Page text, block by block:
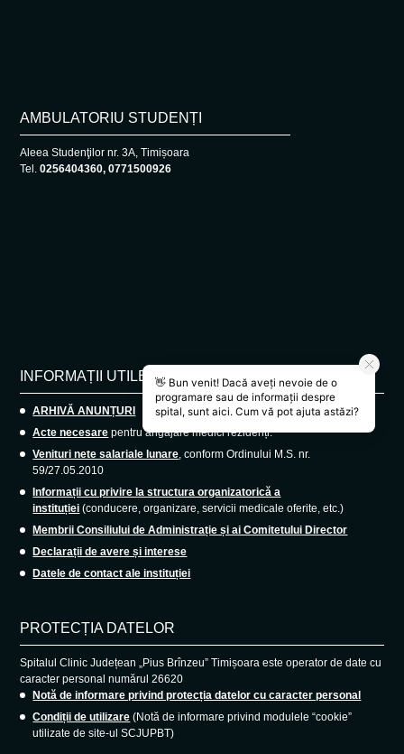
AMBULATORIU STUDENȚI
Aleea Studenţilor nr. 3A, Timișoara
Tel.0256404360, 0771500926
INFORMAȚII UTILE
ARHIVĂ ANUNȚURI
Acte necesare pentru angajare medici rezidenți.
Venituri nete salariale lunare, conform Ordinului M.S. nr.
59/27.05.2010
Informații cu privire la structura organizatorică a
instituției (conducere, organizare, servicii medicale oferite, etc.)
Membrii Consiliului de Administrație și ai Comitetului Director
Declarații de avere și interese
Datele de contact ale instituției
PROTECȚIA DATELOR
Spitalul Clinic Județean „Pius Brînzeu” Timișoara este operator de date cu
caracter personal numărul 26620
Notă de informare privind protecția datelor cu caracter personal
Condiții de utilizare (Notă de informare privind modulele “cookie”
utilizate de site-ul SCJUPBT)